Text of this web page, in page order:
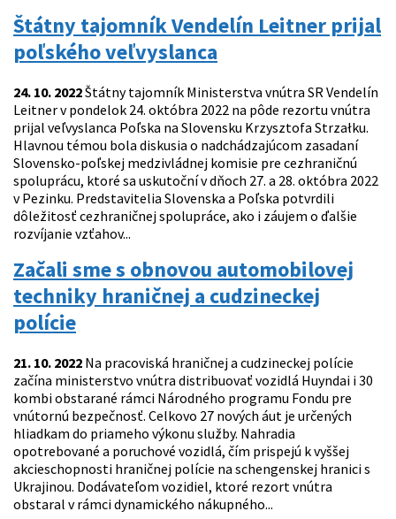
Štátny tajomník Vendelín Leitner prijal
poľského veľvyslanca
24. 10. 2022Štátny tajomník Ministerstva vnútra SR Vendelín
Leitner v pondelok 24. októbra 2022 na pôde rezortu vnútra
prijal veľvyslanca Poľska na Slovensku Krzysztofa Strzałku.
Hlavnou témou bola diskusia o nadchádzajúcom zasadaní
Slovensko-poľskej medzivládnej komisie pre cezhraničnú
spoluprácu, ktoré sa uskutoční v dňoch 27. a 28. októbra 2022
v Pezinku. Predstavitelia Slovenska a Poľska potvrdili
dôležitosť cezhraničnej spolupráce, ako i záujem o ďalšie
rozvíjanie vzťahov...
Začali sme s obnovou automobilovej
techniky hraničnej a cudzineckej
polície
21. 10. 2022 Na pracoviská hraničnej a cudzineckej polície
začína ministerstvo vnútra distribuovať vozidlá Huyndai i 30
kombi obstarané rámci Národného programu Fondu pre
vnútornú bezpečnosť. Celkovo 27 nových áut je určených
hliadkam do priameho výkonu služby. Nahradia
opotrebované a poruchové vozidlá, čím prispejú k vyššej
akcieschopnosti hraničnej polície na schengenskej hranici s
Ukrajinou. Dodávateľom vozidiel, ktoré rezort vnútra
obstaral v rámci dynamického nákupného...